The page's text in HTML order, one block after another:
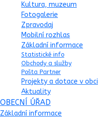
Kultura, muzeum
Fotogalerie
Zpravodaj
Mobilní rozhlas
Základní informace
Statistické info
Obchody a služby
Pošta Partner
Projekty a dotace v obci
Aktuality
OBECNÍ ÚŘAD
Základní informace